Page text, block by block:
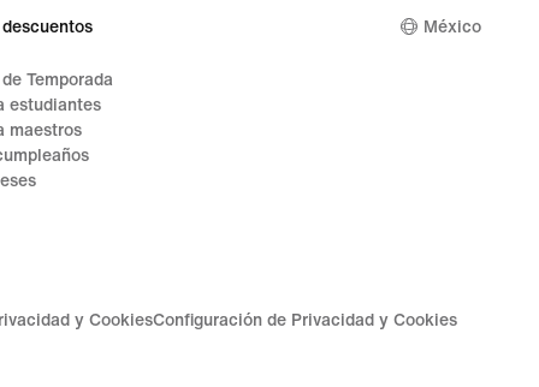
Temporada
estudiantes
maestros
México
y CookiesConfiguración de Privacidad y Cookies